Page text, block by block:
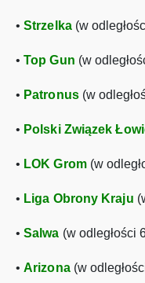
• Strzelka(w
• Top Gun (w
• Patronus(w
• Polski Związek
• LOK Grom(w
• Liga Obrony Kraju
• Salwa (w odległości
• Arizona(w